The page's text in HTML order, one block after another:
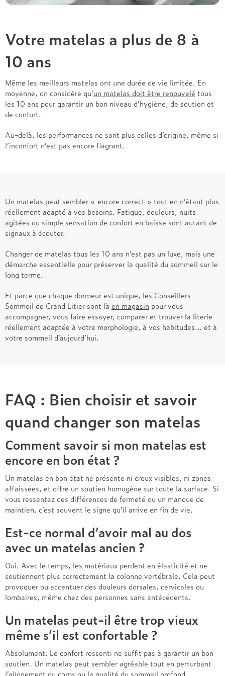
Votre matelas a plus de 8 à
10 ans
Même les meilleurs matelas ont une durée de vie limitée. En
moyenne, on considère qu’un matelas doit être renouvelé tous
les 10 ans pour garantir un bon niveau d’hygiène, de soutien et
de confort.
Au-delà, les performances ne sont plus celles d’origine, même si
l’inconfort n’est pas encore flagrant.
Un matelas peut sembler « encore correct » tout en n’étant plus
réellement adapté à vos besoins. Fatigue, douleurs, nuits
agitées ou simple sensation de confort en baisse sont autant de
signaux à écouter.
Changer de matelas tous les 10 ans n’est pas un luxe, mais une
démarche essentielle pour préserver la qualité du sommeil sur le
long terme.
Et parce que chaque dormeur est unique, les Conseillers
Sommeil de Grand Litier sont là en magasin pour vous
accompagner, vous faire essayer, comparer et trouver la literie
réellement adaptée à votre morphologie, à vos habitudes… et à
votre sommeil d’aujourd’hui.
FAQ : Bien choisir et savoir
quand changer son matelas
Comment savoir si mon matelas est
encore en bon état ?
Un matelas en bon état ne présente ni creux visibles, ni zones
affaissées, et offre un soutien homogène sur toute la surface. Si
vous ressentez des différences de fermeté ou un manque de
maintien, c’est souvent le signe qu’il arrive en fin de vie.
Est-ce normal d’avoir mal au dos
avec un matelas ancien ?
Oui. Avec le temps, les matériaux perdent en élasticité et ne
soutiennent plus correctement la colonne vertébrale. Cela peut
provoquer ou accentuer des douleurs dorsales, cervicales ou
lombaires, même chez des personnes sans antécédents.
Un matelas peut-il être trop vieux
même s’il est confortable ?
Absolument. Le confort ressenti ne suffit pas à garantir un bon
soutien. Un matelas peut sembler agréable tout en perturbant
l’alignement du corps ou la qualité du sommeil profond.